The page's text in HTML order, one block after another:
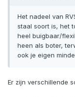
Het nadeel van
staal soort is, het
heel buigbaar/
heen als boter,
ook je eigen
Er zijn verschillende